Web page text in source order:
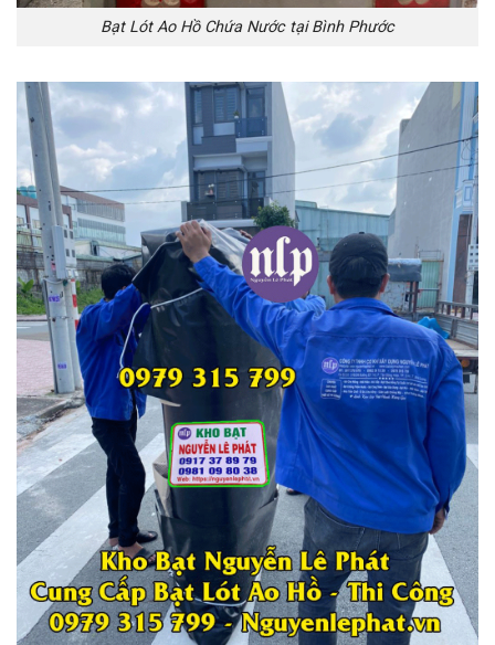
Bạt Lót Ao Hồ Chứa Nước tại Bình Phước